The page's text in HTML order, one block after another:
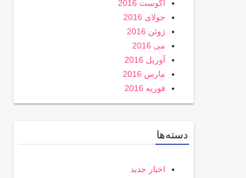
آگوست 2016
جولای 2016
ژوئن 2016
می 2016
آوریل 2016
مارس 2016
فوریه 2016
دسته‌ها
اخبار جدید